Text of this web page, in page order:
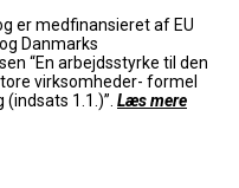
er medfinansieret af EU
Danmarks
“En arbejdsstyrke til den
virksomheder- formel
1.1.)”. Læs mere